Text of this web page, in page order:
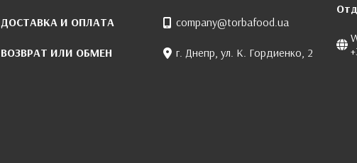
ДОСТАВКА И ОПЛАТА
ВОЗВРАТ ИЛИ ОБМЕН
company@torbafood.ua
г. Днепр, ул. К. Гордиенко, 2